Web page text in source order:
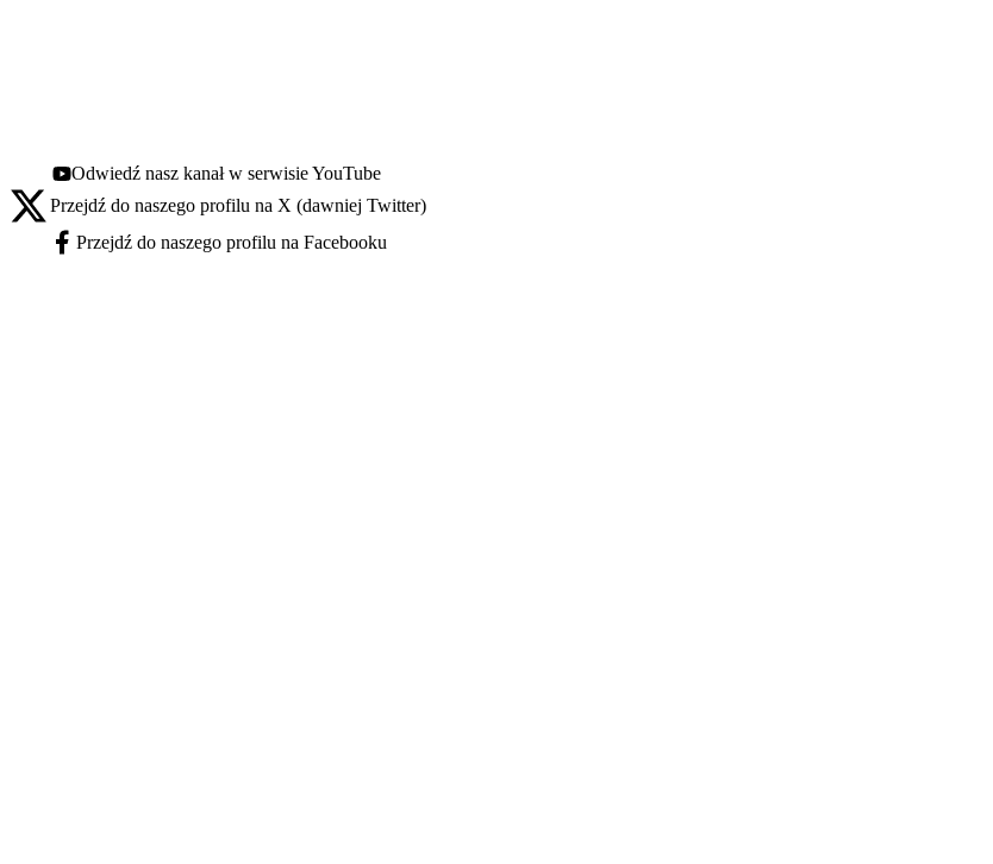
Youtube - otwiera się w nowej karcie
Odwiedź nasz kanał w serwisie YouTube
X - otwiera się w nowej karcie
Przejdź do naszego profilu na X (dawniej Twitter)
Facebook - otwiera się w nowej karcie
Przejdź do naszego profilu na Facebooku